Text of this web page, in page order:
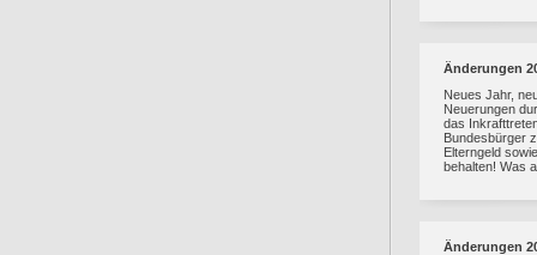
Änderungen
Neues Jahr,
Neuerungen
das
Bundesbürger
Elterngeld
behalten! Was
Änderungen